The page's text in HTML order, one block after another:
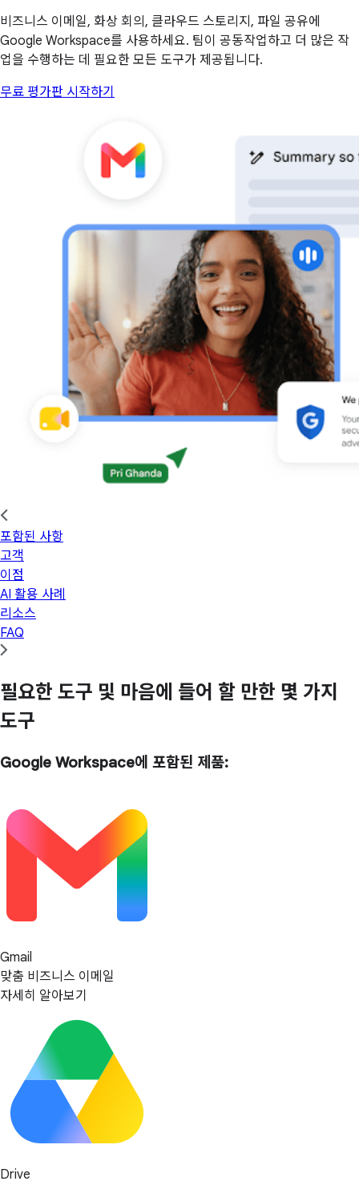
비즈니스 이메일, 화상 회의, 클라우드 스토리지, 파일 공유에
Google Workspace를 사용하세요. 팀이 공동작업하고 더 많은 작
업을 수행하는 데 필요한 모든 도구가 제공됩니다.
무료 평가판 시작하기
포함된 사항
고객
이점
AI 활용 사례
리소스
FAQ
필요한 도구 및 마음에 들어 할 만한 몇 가지
도구
Google Workspace에 포함된 제품:
Gmail
맞춤 비즈니스 이메일
자세히 알아보기
Drive